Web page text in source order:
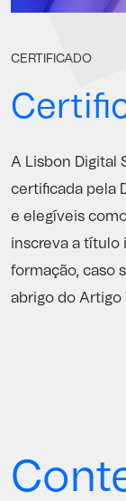
CERTIFICADO
A Lisbon Digital
certificada pela
e elegíveis
inscreva a título
formação, caso
abrigo do Artigo